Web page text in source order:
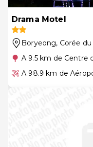
Drama Motel
Boryeong, Corée du
A 9.5 km de Centre
A 98.9 km de